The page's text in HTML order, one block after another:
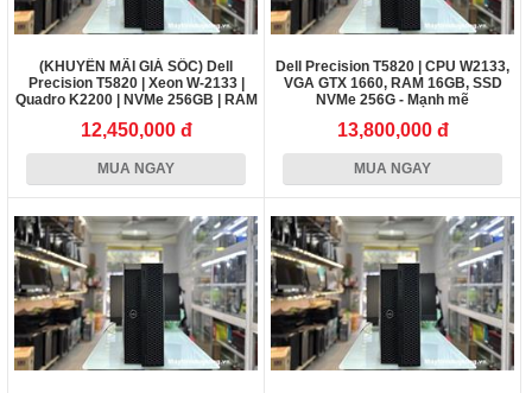
(KHUYẾN MÃI GIÁ SỐC) Dell
Precision T5820 | Xeon W-2133 |
Quadro K2200 | NVMe 256GB | RAM
12,450,000 đ
MUA NGAY
Dell Precision T5820 | CPU W2133,
VGA GTX 1660, RAM 16GB, SSD
NVMe 256G - Mạnh mẽ
13,800,000 đ
MUA NGAY